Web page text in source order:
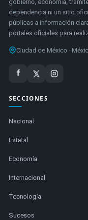
gobierno, economía,
dependencia ni un sitio
públicas a información
portales oficiales para
Ciudad de México ·
SECCIONES
Nacional
Estatal
Economía
Internacional
Tecnología
Sucesos